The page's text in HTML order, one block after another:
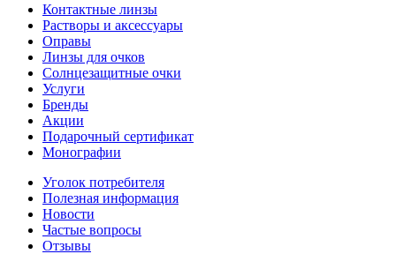
Контактные линзы
Растворы и аксессуары
Оправы
Линзы для очков
Солнцезащитные очки
Услуги
Бренды
Акции
Подарочный сертификат
Монографии
Уголок потребителя
Полезная информация
Новости
Частые вопросы
Отзывы